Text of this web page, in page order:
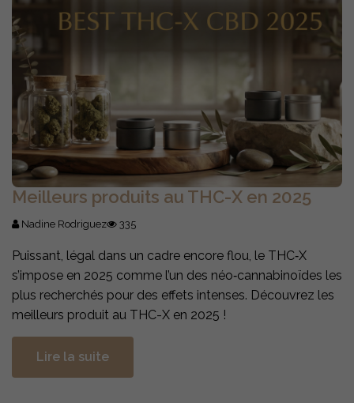
Meilleurs produits au THC-X en 2025
Nadine Rodriguez 335
Puissant, légal dans un cadre encore flou, le THC‑X
s’impose en 2025 comme l’un des néo‑cannabinoïdes les
plus recherchés pour des effets intenses. Découvrez les
meilleurs produit au THC-X en 2025 !
Lire la suite